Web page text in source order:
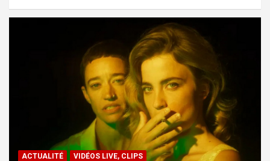
ACTUALITÉ VIDÉOS LIVE, CLIPS